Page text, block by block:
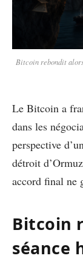
Bitcoin rebondit
Le Bitcoin a
dans les
perspective
détroit
accord final ne
Bitcoin
séance